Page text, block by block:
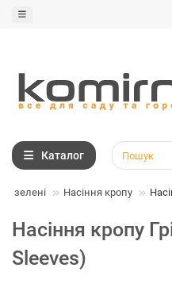
Каталог
зелені Насіння кропу
Насіння кропу
Sleeves)